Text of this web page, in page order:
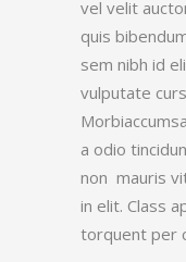
vel velit
quis
sem nibh id
vulputate
a odio
non mauris
in elit. Class
torquent per